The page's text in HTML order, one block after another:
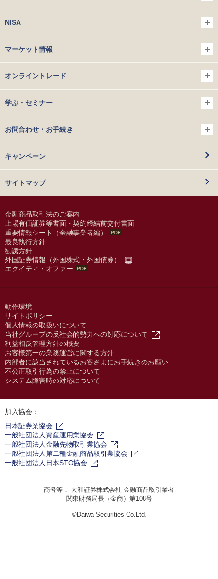
NISA
マーケット情報
オンライントレード
学ぶ・セミナー
お問合わせ・お手続き
キャンペーン
サイトマップ
金融商品取引法のご案内
上場有価証券等書面・契約締結前交付書面
重要情報シート（金融事業者編）
最良執行方針
勧誘方針
外国証券情報（外国株式・外国債券）
エクイティ・オファー
動作環境
サイトポリシー
個人情報の取扱いについて
当社グループの反社会的勢力への対応について
利益相反管理方針の概要
お客様第一の業務運営に関する方針
内部者に該当されているお客さまにお手続きのお願い
不公正取引行為の禁止について
システム障害時の対応について
加入協会：
日本証券業協会
一般社団法人資産運用業協会
一般社団法人金融先物取引業協会
一般社団法人第二種金融商品取引業協会
一般社団法人日本STO協会
商号等： 大和証券株式会社 金融商品取引業者
関東財務局長（金商）第108号
©Daiwa Securities Co.Ltd.